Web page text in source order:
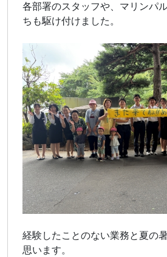
各部署のスタッフや、マリンパ
ちも駆け付けました。
経験したことのない業務と夏の
思います。